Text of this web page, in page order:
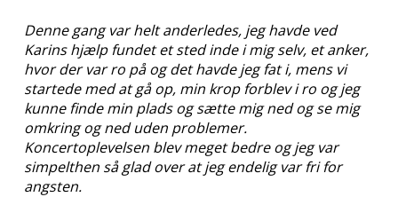
Denne gang var helt anderledes, jeg havde ved
Karins hjælp fundet et sted inde i mig selv, et anker,
hvor der var ro på og det havde jeg fat i, mens vi
startede med at gå op, min krop forblev i ro og jeg
kunne finde min plads og sætte mig ned og se mig
omkring og ned uden problemer.
Koncertoplevelsen blev meget bedre og jeg var
simpelthen så glad over at jeg endelig var fri for
angsten.